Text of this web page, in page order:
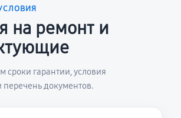
на ремонт и
сроки гарантии, условия
документов.